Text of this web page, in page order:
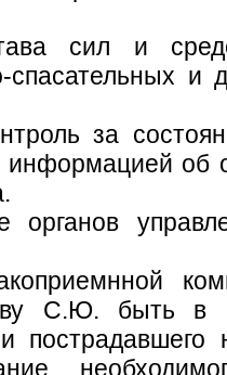
сил и
спасательных и
за
об
органов
С.Ю. быть в